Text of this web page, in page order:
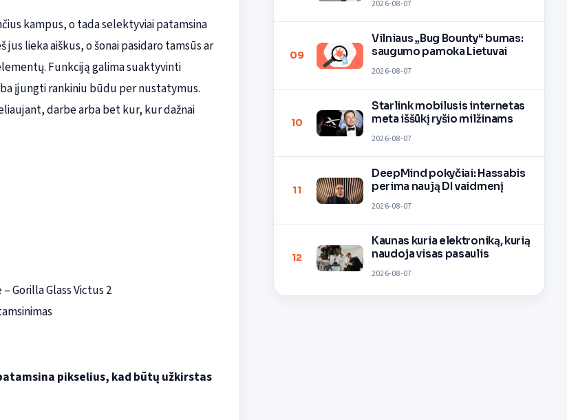
kampus, o tada selektyviai patamsina
jus lieka aiškus, o šonai pasidaro tamsūs ar
Funkciją galima suaktyvinti
įjungti rankiniu būdu per nustatymus.
darbe arba bet kur, kur dažnai
Gorilla Glass Victus 2
pikselius, kad būtų užkirstas
2026-08-07
09
Vilniaus „Bug Bounty“ bumas:
saugumo pamoka Lietuvai
2026-08-07
10
Starlink mobilusis internetas
meta iššūkį ryšio milžinams
2026-08-07
11
DeepMind pokyčiai: Hassabis
perima naują DI vaidmenį
2026-08-07
12
Kaunas kuria elektroniką, kurią
naudoja visas pasaulis
2026-08-07